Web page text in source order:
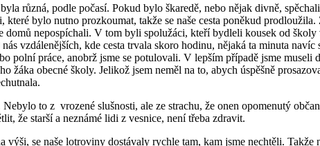
různá, podle počasí. Pokud bylo škaredě, nebo nějak divně,
které bylo nutno prozkoumat, takže se naše cesta poněkud
domů nepospíchali. V tom byli spolužáci, kteří bydleli kousek od
vzdálenějších, kde cesta trvala skoro hodinu, nějaká ta minuta
polní práce, anobrž jsme se potulovali. V lepším případě jsme
žáka obecné školy. Jelikož jsem neměl na to, abych úspěšně
to z vrozené slušnosti, ale ze strachu, že onen opomenutý
že starší a neznámé lidi z vesnice, není třeba zdravit.
se naše lotroviny dostávaly rychle tam, kam jsme nechtěli.